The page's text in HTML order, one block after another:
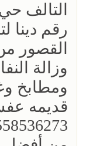
التالف
رقم دينا
القصور
وزالة
ومطابخ
قديمه